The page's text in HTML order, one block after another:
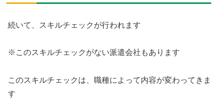
続いて、スキルチェックが行われます
※このスキルチェックがない派遣会社もあります
このスキルチェックは、職種によって内容が変わってきま
す